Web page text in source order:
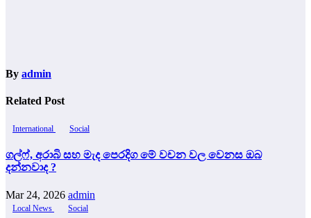
By admin
Related Post
International Social
ගල්ෆ්, අරාබි සහ මැද පෙරදිග මේ වචන වල වෙනස ඔබ
දන්නවාද ?
Mar 24, 2026 admin
Local News Social